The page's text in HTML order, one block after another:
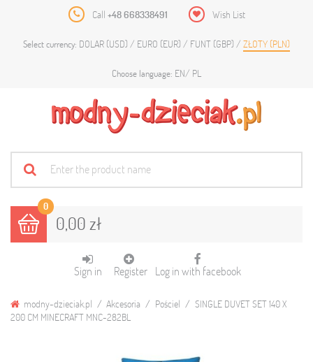
Call +48 668338491 Wish List
Select currency: DOLAR (USD) EURO (EUR) FUNT (GBP) ZŁOTY (PLN)
Choose language: EN PL
0
0,00 zł
Sign in Register Log in with facebook
modny-dzieciak.pl Akcesoria Pościel
SINGLE DUVET SET 140 X
200 CM MINECRAFT MNC-282BL